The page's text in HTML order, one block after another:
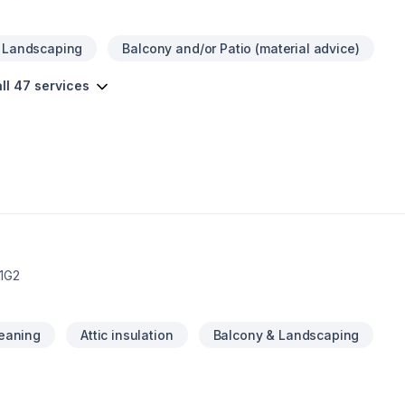
Balcony and/or Patio (material advice)
47 services
Attic insulation Balcony & Landscaping